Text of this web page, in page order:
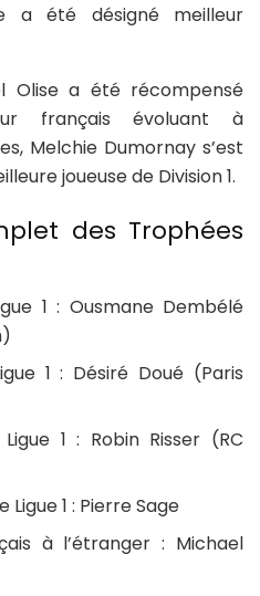
a été désigné meilleur
Olise a été récompensé
français évoluant à
Melchie Dumornay s’est
joueuse de Division 1.
des Trophées
1 : Ousmane Dembélé
1 : Désiré Doué (Paris
1 : Robin Risser (RC
1 : Pierre Sage
à l’étranger : Michael